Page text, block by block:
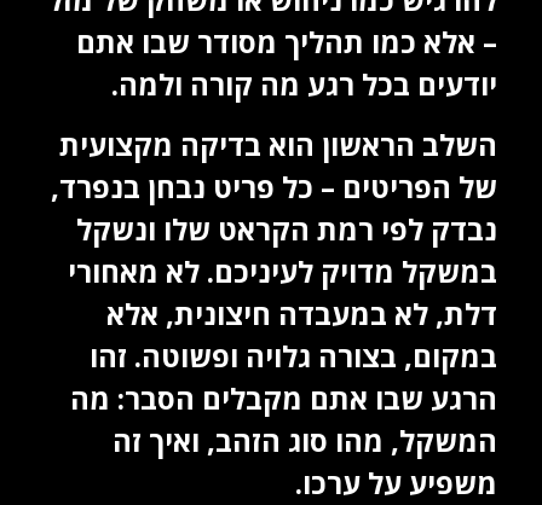
– אלא כמו תהליך מסודר שבו אתם
יודעים בכל רגע מה קורה ולמה.
השלב הראשון הוא בדיקה מקצועית
של הפריטים – כל פריט נבחן בנפרד,
נבדק לפי רמת הקראט שלו ונשקל
במשקל מדויק לעיניכם. לא מאחורי
דלת, לא במעבדה חיצונית, אלא
במקום, בצורה גלויה ופשוטה. זהו
הרגע שבו אתם מקבלים הסבר: מה
המשקל, מהו סוג הזהב, ואיך זה
משפיע על ערכו.